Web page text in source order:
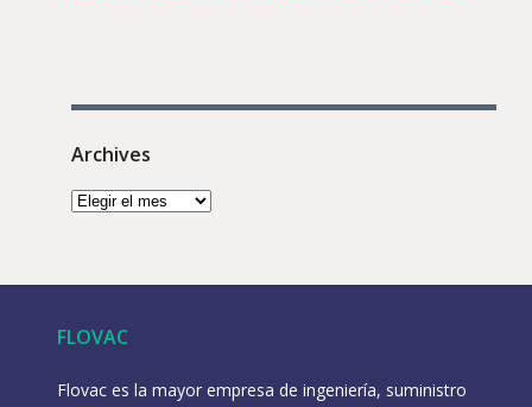
Archives
FLOVAC
Flovac es la mayor empresa de ingeniería, suministro